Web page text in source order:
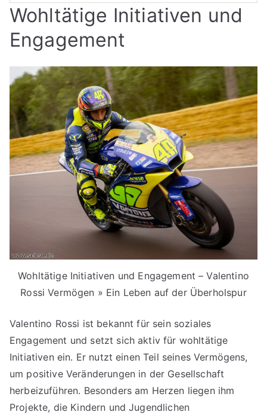
Wohltätige Initiativen und
Engagement
Wohltätige Initiativen und Engagement – Valentino
Rossi Vermögen » Ein Leben auf der Überholspur
Valentino Rossi ist bekannt für sein soziales
Engagement und setzt sich aktiv für wohltätige
Initiativen ein. Er nutzt einen Teil seines Vermögens,
um positive Veränderungen in der Gesellschaft
herbeizuführen. Besonders am Herzen liegen ihm
Projekte, die Kindern und Jugendlichen